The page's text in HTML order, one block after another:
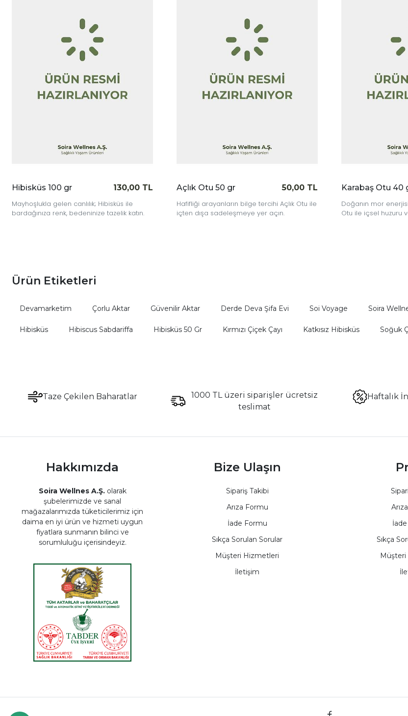
İncele
|
130,00 TL
Hibisküs ile
tazelik katın.
İncele
|
Açlık Otu 50 gr
50,00 TL
Hafifliği arayanların bilge tercihi Açlık Otu ile
içten dışa sadeleşmeye yer açın.
İncele
|
Karabaş Otu 40 gr
90,00 TL
Doğanın mor enerjisiyle tanışın; Karabaş
Otu ile içsel huzuru ve aromatik dengeyi
Ürün Etiketleri
Devamarketim Çorlu Aktar Güvenilir Aktar Derde Deva Şifa Evi Soi Voyage Soira
Hibisküs Hibiscus Sabdariffa Hibisküs 50 Gr Kırmızı Çiçek Çayı Katkısız Hibisküs Soğuk
Taze Çekilen Baharatlar
1000 TL üzeri siparişler ücretsiz
teslimat
Haftalık
Hakkımızda
Soira Wellnes A.Ş.olarak
şubelerimizde ve sanal
mağazalarımızda tüketicilerimiz için
daima en iyi ürün ve hizmeti uygun
fiyatlara sunmanın bilinci ve
sorumluluğu içerisindeyiz.
Bize Ulaşın
Sipariş Takibi
Arıza Formu
İade Formu
Sıkça Sorulan Sorular
Müşteri Hizmetleri
İletişim
Sıkça